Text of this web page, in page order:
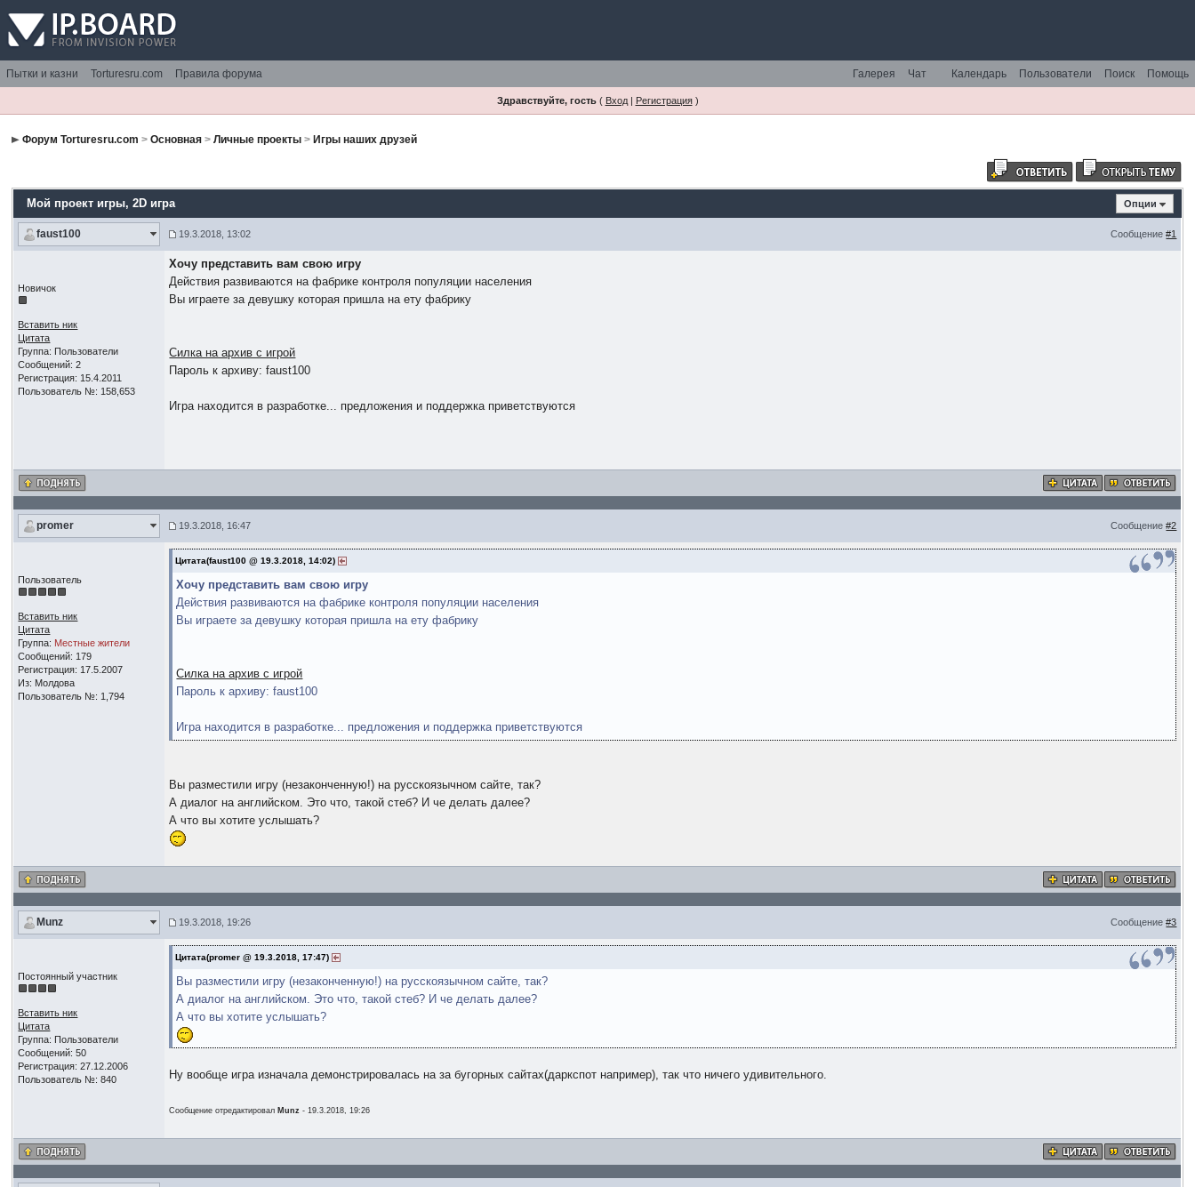
Пытки и казни Torturesru.com Правила форума Помощь
Поиск
Пользователи
Календарь
Чат
Галерея
Здравствуйте, гость( Вход| Регистрация)
Форум Torturesru.com >Основная >Личные проекты > Игры наших друзей
Мой проект игры, 2D игра Опции
faust100 19.3.2018, 13:02 Сообщение#1
Новичок
Вставить ник
Цитата
Группа: Пользователи
Сообщений: 2
Регистрация: 15.4.2011
Пользователь №: 158,653
Хочу представить вам свою игру
Действия развиваются на фабрике контроля популяции населения
Вы играете за девушку которая пришла на ету фабрику
Силка на архив с игрой
Пароль к архиву: faust100
Игра находится в разработке... предложения и поддержка приветствуются
promer 19.3.2018, 16:47 Сообщение#2
Пользователь
Вставить ник
Цитата
Группа: Местные жители
Сообщений: 179
Регистрация: 17.5.2007
Из: Молдова
Пользователь №: 1,794
Цитата(faust100 @ 19.3.2018, 14:02)
Хочу представить вам свою игру
Действия развиваются на фабрике контроля популяции населения
Вы играете за девушку которая пришла на ету фабрику
Силка на архив с игрой
Пароль к архиву: faust100
Игра находится в разработке... предложения и поддержка приветствуются
Вы разместили игру (незаконченную!) на русскоязычном сайте, так?
А диалог на английском. Это что, такой стеб? И че делать далее?
А что вы хотите услышать?
Munz 19.3.2018, 19:26 Сообщение#3
Постоянный участник
Вставить ник
Цитата
Группа: Пользователи
Сообщений: 50
Регистрация: 27.12.2006
Пользователь №: 840
Цитата(promer @ 19.3.2018, 17:47)
Вы разместили игру (незаконченную!) на русскоязычном сайте, так?
А диалог на английском. Это что, такой стеб? И че делать далее?
А что вы хотите услышать?
Ну вообще игра изначала демонстрировалась на за бугорных сайтах(даркспот например), так что ничего удивительного.
Сообщение отредактировал Munz - 19.3.2018, 19:26